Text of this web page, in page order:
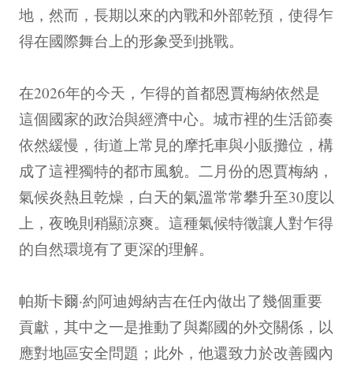
地，然而，長期以來的內戰和外部乾預，使得乍
得在國際舞台上的形象受到挑戰。
在2026年的今天，乍得的首都恩賈梅納依然是
這個國家的政治與經濟中心。城市裡的生活節奏
依然緩慢，街道上常見的摩托車與小販攤位，構
成了這裡獨特的都市風貌。二月份的恩賈梅納，
氣候炎熱且乾燥，白天的氣溫常常攀升至30度以
上，夜晚則稍顯涼爽。這種氣候特徵讓人對乍得
的自然環境有了更深的理解。
帕斯卡爾·約阿迪姆納吉在任內做出了幾個重要
貢獻，其中之一是推動了與鄰國的外交關係，以
應對地區安全問題；此外，他還致力於改善國內